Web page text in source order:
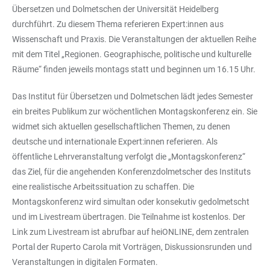
Übersetzen und Dolmetschen der Universität Heidelberg
durchführt. Zu diesem Thema referieren Expert:innen aus
Wissenschaft und Praxis. Die Veranstaltungen der aktuellen Reihe
mit dem Titel „Regionen. Geographische, politische und kulturelle
Räume“ finden jeweils montags statt und beginnen um 16.15 Uhr.
Das Institut für Übersetzen und Dolmetschen lädt jedes Semester
ein breites Publikum zur wöchentlichen Montagskonferenz ein. Sie
widmet sich aktuellen gesellschaftlichen Themen, zu denen
deutsche und internationale Expert:innen referieren. Als
öffentliche Lehrveranstaltung verfolgt die „Montagskonferenz“
das Ziel, für die angehenden Konferenzdolmetscher des Instituts
eine realistische Arbeitssituation zu schaffen. Die
Montagskonferenz wird simultan oder konsekutiv gedolmetscht
und im Livestream übertragen. Die Teilnahme ist kostenlos. Der
Link zum Livestream ist abrufbar auf heiONLINE, dem zentralen
Portal der Ruperto Carola mit Vorträgen, Diskussionsrunden und
Veranstaltungen in digitalen Formaten.